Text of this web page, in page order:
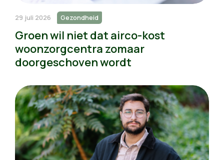
29 juli 2026 Gezondheid
Groen wil niet dat airco-kost
woonzorgcentra zomaar
doorgeschoven wordt